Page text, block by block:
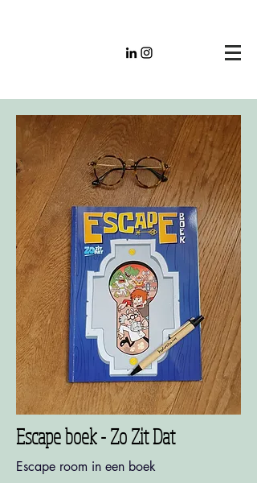
Escape boek - Zo Zit Dat
Escape room in een boek